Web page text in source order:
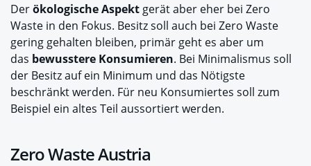
Derökologische Aspekt gerät aber eher bei Zero
Waste in den Fokus. Besitz soll auch bei Zero Waste
gering gehalten bleiben, primär geht es aber um
das bewusstere Konsumieren. Bei Minimalismus soll
der Besitz auf ein Minimum und das Nötigste
beschränkt werden. Für neu Konsumiertes soll zum
Beispiel ein altes Teil aussortiert werden.
Zero Waste Austria